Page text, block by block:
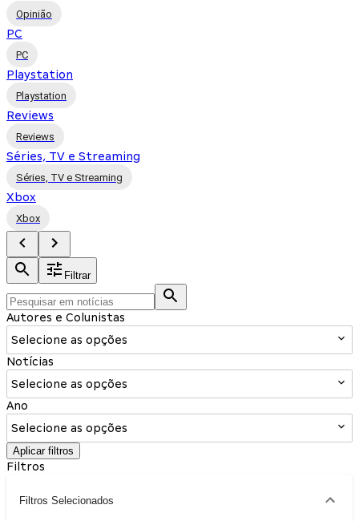
Opinião
PC
PC
Playstation
Playstation
Reviews
Reviews
Séries, TV e Streaming
Séries, TV e Streaming
Xbox
Xbox
Filtrar
Autores e Colunistas
Selecione as opções
Notícias
Selecione as opções
Ano
Selecione as opções
Aplicar filtros
Filtros
Filtros Selecionados